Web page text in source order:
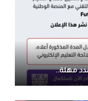
مهلة..